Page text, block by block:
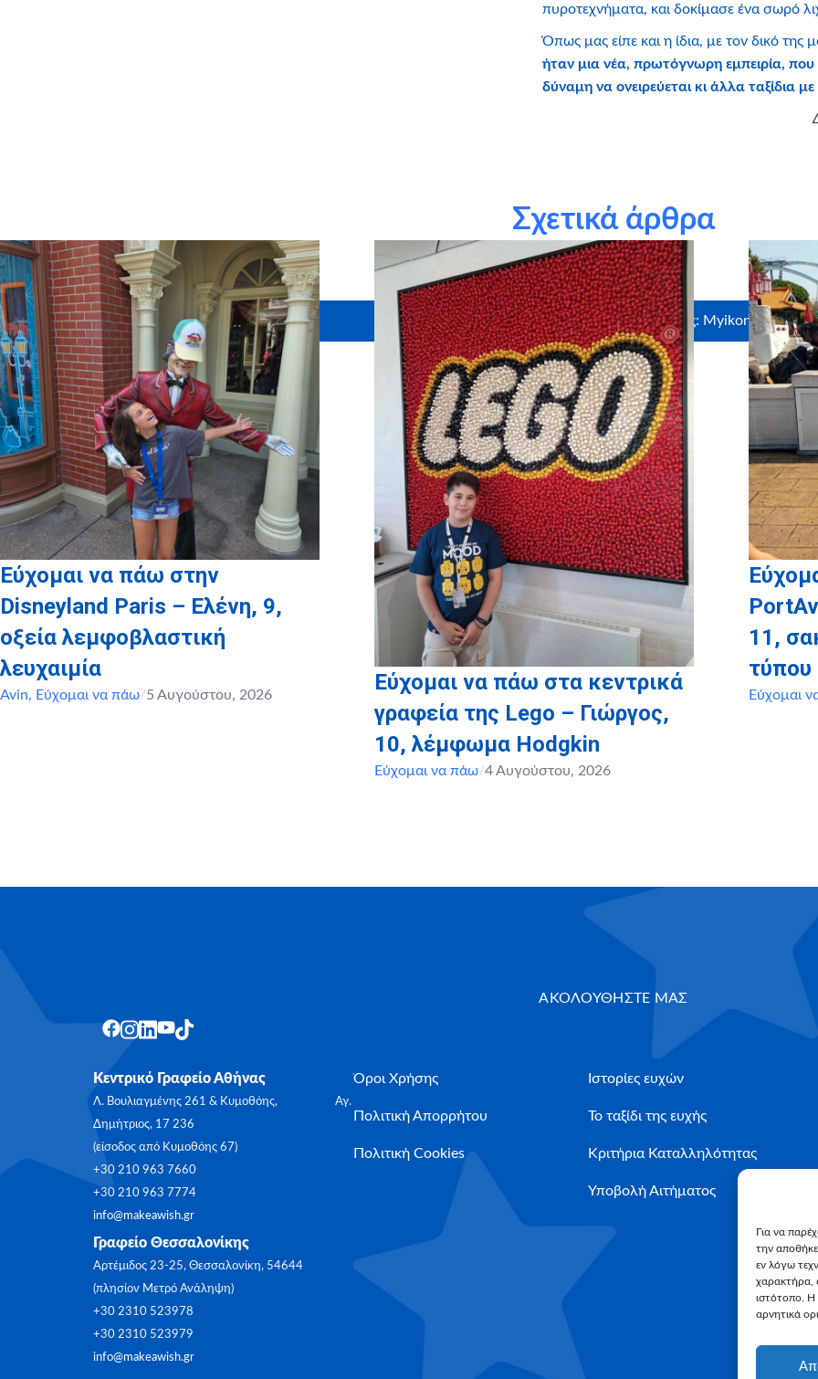
Για να
την
εν λόγω
χαρακτήρα,
ιστότοπο. Η
αρνητικά
πυροτεχνήματα, και δοκίμασε ένα σωρό
Όπως μας είπε και η ίδια, με τον δικό της
ήταν μια νέα, πρωτόγνωρη εμπειρία,
δύναμη να ονειρεύεται κι άλλα ταξίδια
θερμά τονΟΠΑΠγια τη δωρεά.
Ευχαριστούμε θερμά τους χορηγούς σε είδος: Myikona,
Σχετικά άρθρα
Εύχομαι να πάω στην
Disneyland Paris – Ελένη, 9,
οξεία λεμφοβλαστική
λευχαιμία
Avin, Εύχομαι να πάω/5 Αυγούστου, 2026
Εύχομαι να πάω στα κεντρικά
γραφεία της Lego – Γιώργος,
10, λέμφωμα Hodgkin
Εύχομαι να πάω/4 Αυγούστου, 2026
11,
τύπου
Εύχομαι
ΑΚΟΛΟΥΘΗΣΤΕ ΜΑΣ
Κεντρικό Γραφείο Αθήνας
Λ. Βουλιαγμένης 261 & Κυμοθόης, Αγ.
Δημήτριος, 17 236
(είσοδος από Κυμοθόης 67)
+30 210 963 7660
+30 210 963 7774
info@makeawish.gr
Γραφείο Θεσσαλονίκης
Αρτέμιδος 23-25, Θεσσαλονίκη, 54644
(πλησίον Μετρό Ανάληψη)
+30 2310 523978
+30 2310 523979
info@makeawish.gr
Όροι Χρήσης
Πολιτική Απορρήτου
Πολιτική Cookies
Ιστορίες ευχών
Το ταξίδι της ευχής
Κριτήρια Καταλληλότητας
Υποβολή Αιτήματος